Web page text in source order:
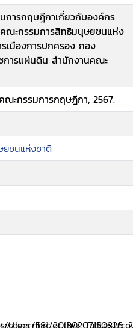
การกฤษฎีกาเกี่ยวกับองค์กร
ณะกรรมการสิทธิมนุษยชนแห่ง
เมืองการปกครอง กอง
การแผ่นดิน สำนักงานคณะ
ะกรรมการกฤษฎีกา, 2567.
ชนแห่งชาติ